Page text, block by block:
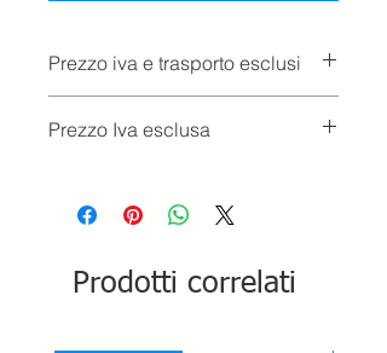
Prezzo iva e trasporto esclusi
Prezzo Iva esclusa
Prodotti correlati